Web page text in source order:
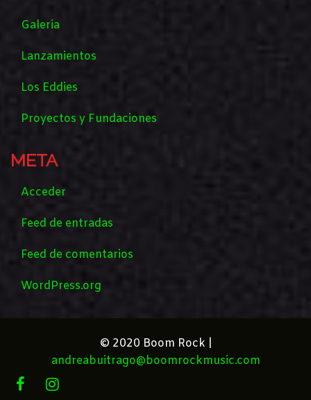
Galeria
Lanzamientos
Los Eddies
Proyectos y Fundaciones
META
Acceder
Feed de entradas
Feed de comentarios
WordPress.org
© 2020 Boom Rock |
andreabuitrago@boomrockmusic.com
FACEBOOKINSTAGRAM